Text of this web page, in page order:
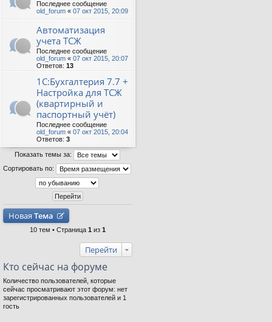
Последнее сообщение
old_forum « 07 окт 2015, 20:09
Автоматизация
учета ТСЖ
Последнее сообщение
old_forum « 07 окт 2015, 20:07
Ответов: 13
1С:Бухгалтерия 7.7 +
Настройка для ТСЖ
(квартирный и
паспортный учёт)
Последнее сообщение
old_forum « 07 окт 2015, 20:04
Ответов: 3
Показать темы за:
Сортировать по:
Новая Тема
10 тем • Страница 1 из 1
Перейти
Кто сейчас на форуме
Количество пользователей, которые
сейчас просматривают этот форум: нет
зарегистрированных пользователей и 1
гость